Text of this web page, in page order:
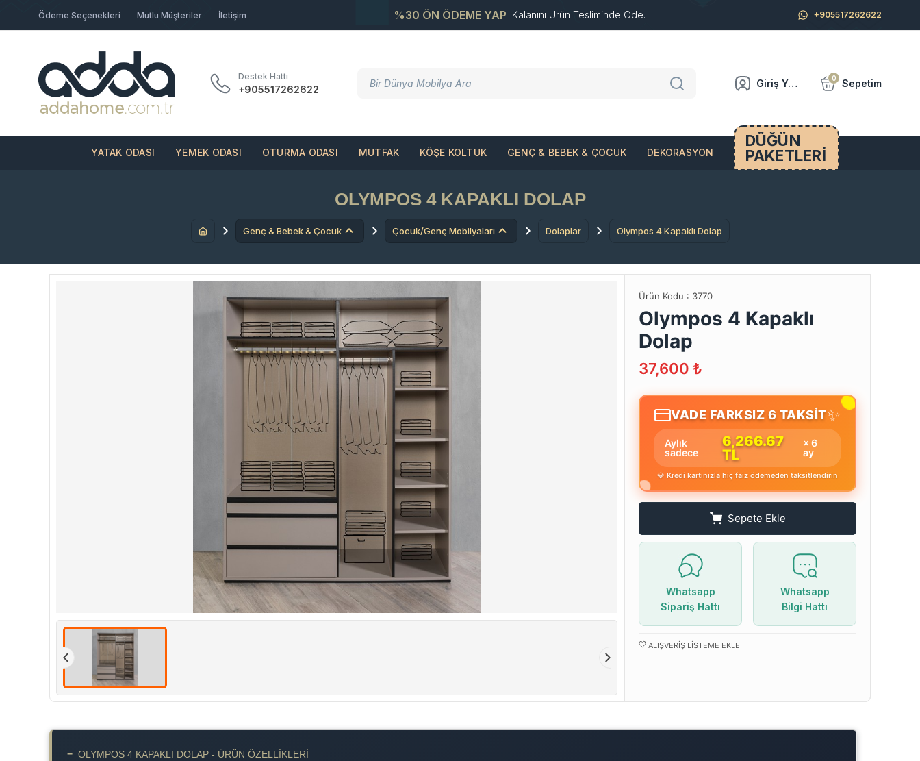
Ödeme Seçenekleri Mutlu Müşteriler İletişim %30 ÖN ÖDEME YAP Kalanını Ürün Tesliminde Öde. +905517262622
Destek Hattı
+905517262622
Giriş Yap 0 Sepetim
YATAK ODASI YEMEK ODASI OTURMA ODASI MUTFAK KÖŞE KOLTUK GENÇ & BEBEK & ÇOCUK DEKORASYON
DÜĞÜN
PAKETLERİ
OLYMPOS 4 KAPAKLI DOLAP
Genç & Bebek & Çocuk Çocuk/Genç Mobilyaları Dolaplar Olympos 4 Kapaklı Dolap
Ürün Kodu : 3770
Olympos 4 Kapaklı
Dolap
37,600 ₺
VADE FARKSIZ 6 TAKSİT✨
Aylık
sadece
6,266.67
TL
× 6
ay
💎 Kredi kartınızla hiç faiz ödemeden taksitlendirin
Sepete Ekle
Whatsapp
Sipariş Hattı
Whatsapp
Bilgi Hattı
ALIŞVERIŞ LISTEME EKLE
− OLYMPOS 4 KAPAKLI DOLAP - ÜRÜN ÖZELLIKLERI